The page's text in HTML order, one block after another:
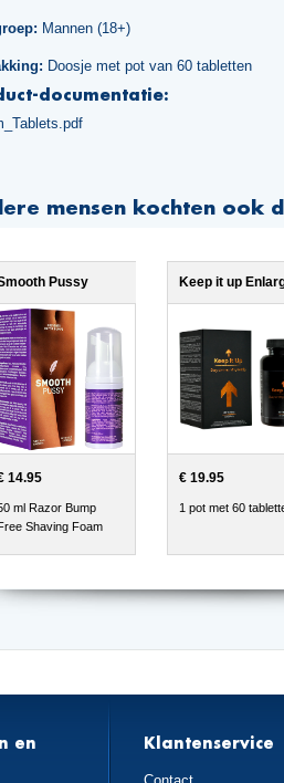
Mannen (18+)
Doosje met pot van 60 tabletten
documentatie:
mensen kochten ook
Pussy
14.95
ml Razor Bump
Shaving Foam
€ 19.95
1 pot met 60
en
Klantenservice